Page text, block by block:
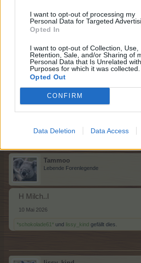
I want to opt-out of processing my
Personal Data for Targeted
Opted In
I want to opt-out of Collection, Use,
Retention, Sale, and/or Sharing of
Personal Data that Is Unrelated
Purposes for which it was collected.
Opted Out
CONFIRM
Data Deletion Data Access
Tammooundlissy_kindgefällt dies.
lissy_kind
Lebende Forenlegende
Gießbrei....H
Tammoo
Lebende Forenlegende
H Milch..I
10 Mai 2026
*schokolade61* und lissy_kind gefällt dies.